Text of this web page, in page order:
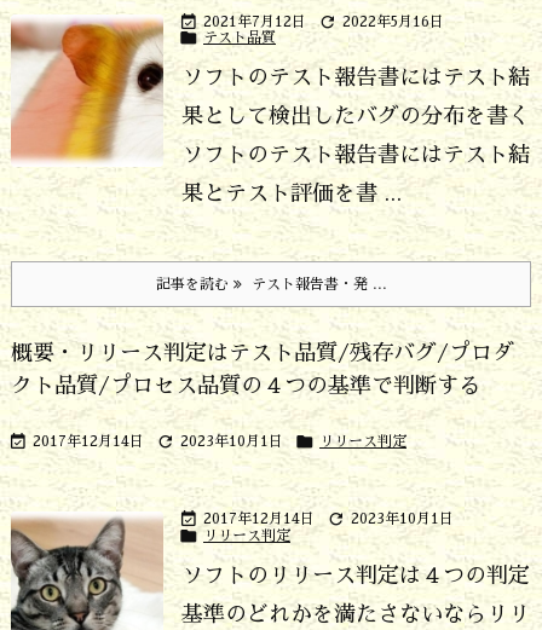
 2021年7月12日  2022年5月16日
 テスト品質
ソフトのテスト報告書にはテスト結
果として検出したバグの分布を書く
ソフトのテスト報告書にはテスト結
果とテスト評価を書 ...
記事を読む テスト報告書・発 ...
概要・リリース判定はテスト品質/残存バグ/プロダ
クト品質/プロセス品質の４つの基準で判断する
 2017年12月14日  2023年10月1日  リリース判定
 2017年12月14日  2023年10月1日
 リリース判定
ソフトのリリース判定は４つの判定
基準のどれかを満たさないならリリ